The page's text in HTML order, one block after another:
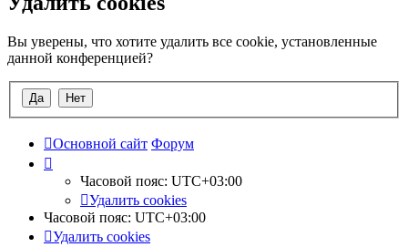
Вы уверены, что хотите удалить все cookie, установленные
данной конференцией?
Основной сайт Форум
Часовой пояс: UTC+03:00
Удалить cookies
Часовой пояс: UTC+03:00
Удалить cookies